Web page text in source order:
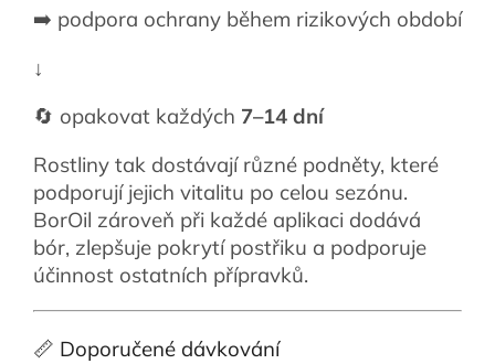
➡️ podpora ochrany během rizikových období
↓
🔄 opakovat každých 7–14 dní
Rostliny tak dostávají různé podněty, které
podporují jejich vitalitu po celou sezónu.
BorOil zároveň při každé aplikaci dodává
bór, zlepšuje pokrytí postřiku a podporuje
účinnost ostatních přípravků.
📏 Doporučené dávkování